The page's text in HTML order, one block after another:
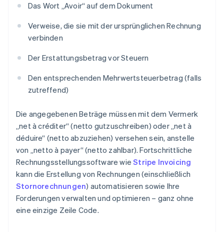
Das Wort „Avoir“ auf dem Dokument
Verweise, die sie mit der ursprünglichen Rechnung
verbinden
Der Erstattungsbetrag vor Steuern
Den entsprechenden Mehrwertsteuerbetrag (falls
zutreffend)
Die angegebenen Beträge müssen mit dem Vermerk
„net à créditer“ (netto gutzuschreiben) oder „net à
déduire“ (netto abzuziehen) versehen sein, anstelle
von „netto à payer“ (netto zahlbar). Fortschrittliche
Rechnungsstellungssoftware wieStripe Invoicing
kann die Erstellung von Rechnungen (einschließlich
Stornorechnungen) automatisieren sowie Ihre
Forderungen verwalten und optimieren – ganz ohne
eine einzige Zeile Code.